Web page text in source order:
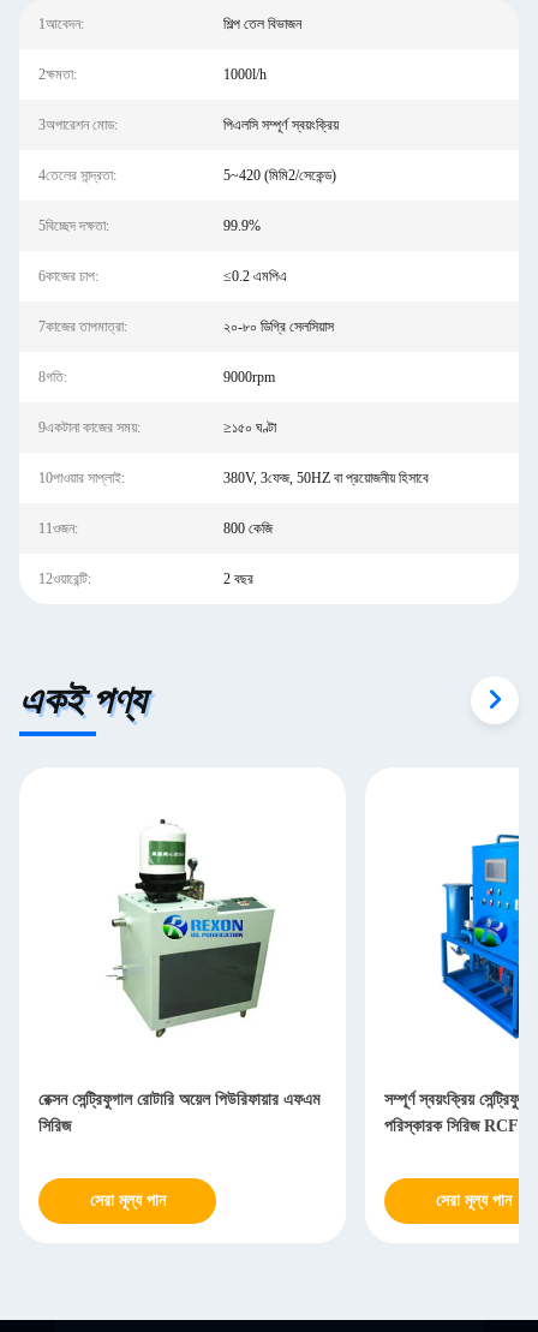
1আবেদন: শিল্প তেল বিভাজন
2ক্ষমতা: 1000l/h
3অপারেশন মোড: পিএলসি সম্পূর্ণ স্বয়ংক্রিয়
4তেলের সান্দ্রতা: 5~420 (মিমি2/সেকেন্ড)
5বিচ্ছেদ দক্ষতা: 99.9%
6কাজের চাপ: ≤0.2 এমপিএ
7কাজের তাপমাত্রা: ২০-৮০ ডিগ্রি সেলসিয়াস
8গতি: 9000rpm
9একটানা কাজের সময়: ≥১৫০ ঘণ্টা
10পাওয়ার সাপ্লাই: 380V, 3ফেজ, 50HZ বা প্রয়োজনীয় হিসাবে
11ওজন: 800 কেজি
12ওয়ারেন্টি: 2 বছর
একই পণ্য
রেক্সন সেন্ট্রিফুগাল রোটারি অয়েল পিউরিফায়ার এফএম
সিরিজ
সেরা মূল্য পান
সম্পূর্ণ স্বয়ংক্রিয়
পরিস্কারক সিরিজ RCF
সেরা মূল্য পান